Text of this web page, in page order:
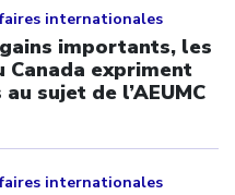
internationales
importants, les
Canada expriment
sujet de l’AEUMC
internationales